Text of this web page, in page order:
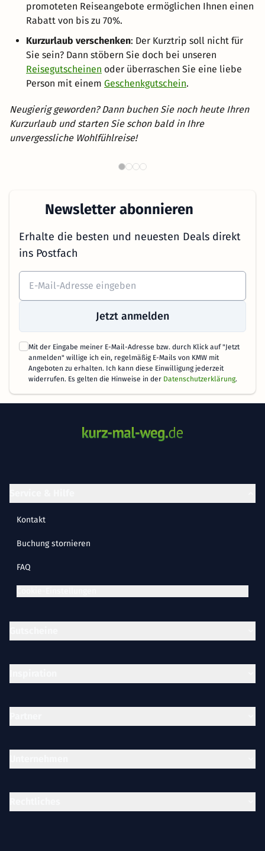
promoteten Reiseangebote ermöglichen Ihnen einen
Rabatt von bis zu 70%.
Kurzurlaub verschenken: Der Kurztrip soll nicht für
Sie sein? Dann stöbern Sie doch bei unseren
Reisegutscheinen oder überraschen Sie eine liebe
Person mit einem Geschenkgutschein.
Neugierig geworden? Dann buchen Sie noch heute Ihren
Kurzurlaub und starten Sie schon bald in Ihre
unvergessliche Wohlfühlreise!
Newsletter abonnieren
Erhalte die besten und neuesten Deals direkt
ins Postfach
Jetzt anmelden
Mit der Eingabe meiner E-Mail-Adresse bzw. durch Klick auf "Jetzt
anmelden" willige ich ein, regelmäßig E-Mails von KMW mit
Angeboten zu erhalten. Ich kann diese Einwilligung jederzeit
widerrufen. Es gelten die Hinweise in der Datenschutzerklärung.
Kontakt
Buchung stornieren
FAQ